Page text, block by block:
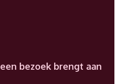
bezoek brengt aan